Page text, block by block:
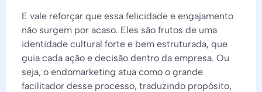
E vale reforçar que essa felicidade e engajamento
não surgem por acaso. Eles são frutos de uma
identidade cultural forte e bem estruturada, que
guia cada ação e decisão dentro da empresa. Ou
seja, o endomarketing atua como o grande
facilitador desse processo, traduzindo propósito,